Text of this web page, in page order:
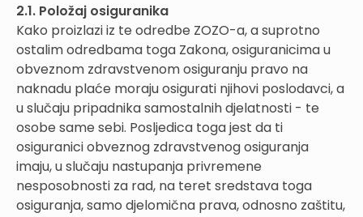
2.1. Položaj osiguranika
Kako proizlazi iz te odredbe ZOZO-a, a suprotno
ostalim odredbama toga Zakona, osiguranicima u
obveznom zdravstvenom osiguranju pravo na
naknadu plaće moraju osigurati njihovi poslodavci, a
u slučaju pripadnika samostalnih djelatnosti - te
osobe same sebi. Posljedica toga jest da ti
osiguranici obveznog zdravstvenog osiguranja
imaju, u slučaju nastupanja privremene
nesposobnosti za rad, na teret sredstava toga
osiguranja, samo djelomična prava, odnosno zaštitu,